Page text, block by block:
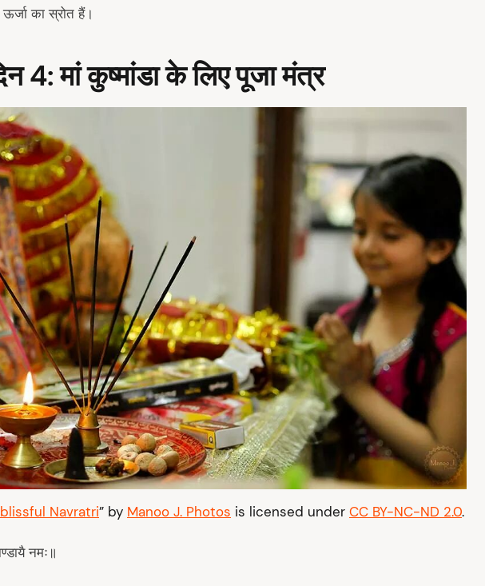
ऊर्जा का स्रोत हैं।
4:मां कुष्मांडा के लिए पूजा मंत्र
Navratri” by Manoo J. Photos is licensed under CC BY-NC-ND 2.0.
नमः॥